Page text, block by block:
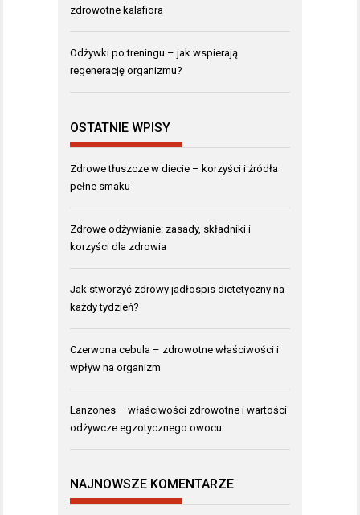
zdrowotne kalafiora
Odżywki po treningu – jak wspierają
regenerację organizmu?
OSTATNIE WPISY
Zdrowe tłuszcze w diecie – korzyści i źródła
pełne smaku
Zdrowe odżywianie: zasady, składniki i
korzyści dla zdrowia
Jak stworzyć zdrowy jadłospis dietetyczny na
każdy tydzień?
Czerwona cebula – zdrowotne właściwości i
wpływ na organizm
Lanzones – właściwości zdrowotne i wartości
odżywcze egzotycznego owocu
NAJNOWSZE KOMENTARZE